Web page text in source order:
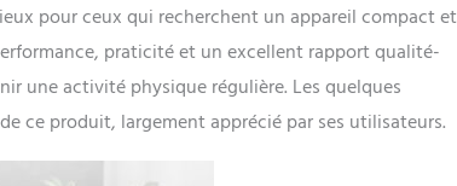
pour ceux qui recherchent un appareil compact et
praticité et un excellent rapport qualité-
une activité physique régulière. Les quelques
ce produit, largement apprécié par ses utilisateurs.